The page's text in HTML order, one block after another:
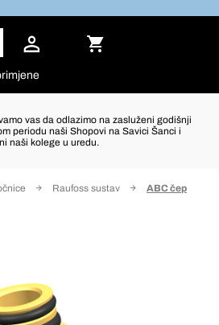
vas da odlazimo na zasluženi godišnji
periodu naši Shopovi na Savici Šanci i
naši kolege u uredu.
Raufoss sustav ABC čep